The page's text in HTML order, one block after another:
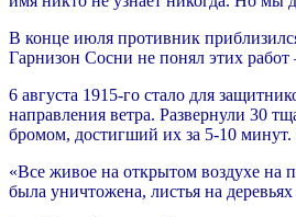
В конце июля противник
Гарнизон Сосни не понял этих
6 августа 1915-го стало для
направления ветра. Развернули 30
бромом, достигший их за 5-10
«Все живое на открытом воздухе на
была уничтожена, листья на